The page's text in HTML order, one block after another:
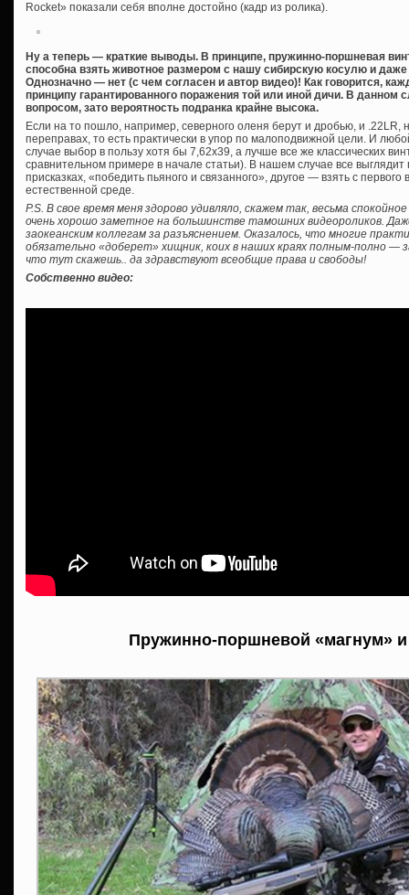
Rocket» показали себя вполне достойно (кадр из ролика).
Ну а теперь — краткие выводы. В принципе, пружинно-поршневая
способна взять животное размером с нашу сибирскую косулю и
Однозначно — нет (с чем согласен и автор видео)! Как говорится,
принципу гарантированного поражения той или иной дичи. В данном
вопросом, зато вероятность подранка крайне высока.
Если на то пошло, например, северного оленя берут и дробью, и
переправах, то есть практически в упор по малоподвижной цели. И
случае выбор в пользу хотя бы 7,62х39, а лучше все же классических
сравнительном примере в начале статьи). В нашем случае все выглядит
присказках, «победить пьяного и связанного», другое — взять с
естественной среде.
P.S. В свое время меня здорово удивляло, скажем так, весьма
очень хорошо заметное на большинстве тамошних видеороликов.
заокеанским коллегам за разъяснением. Оказалось, что многие
обязательно «доберет» хищник, коих в наших краях полным-полно —
что тут скажешь.. да здравствуют всеобщие права и свободы!
Собственно видео:
Пружинно-поршневой «магнум» и